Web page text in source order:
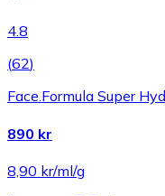
4.8
(62)
Face.Formula Super
890 kr
8,90 kr/ml/g